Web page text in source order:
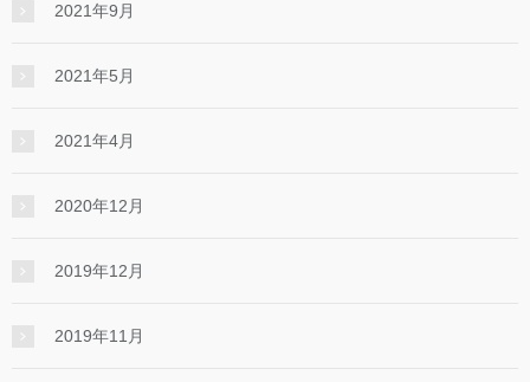
2021年9月
2021年5月
2021年4月
2020年12月
2019年12月
2019年11月